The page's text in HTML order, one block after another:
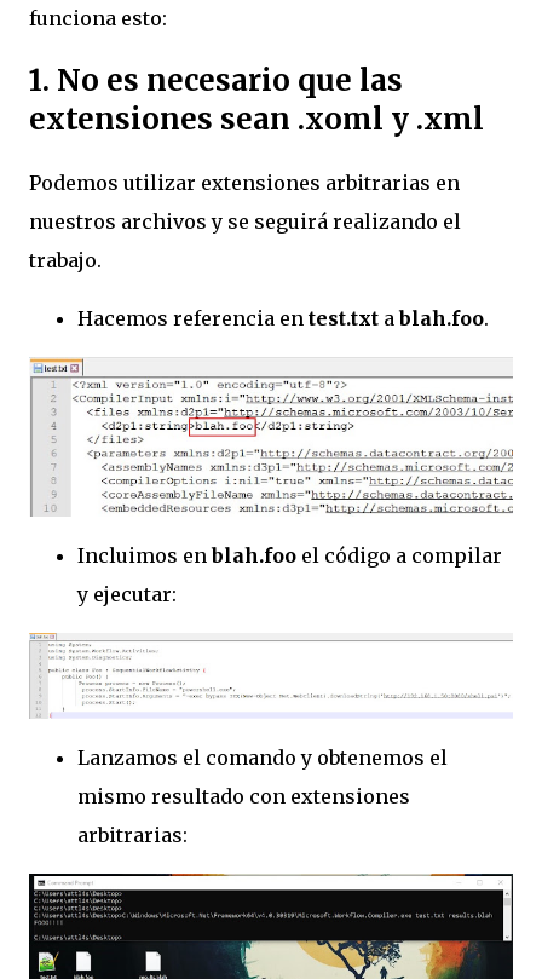
funciona esto:
1. No es necesario que las
extensiones sean .xoml y .xml
Podemos utilizar extensiones arbitrarias en
nuestros archivos y se seguirá realizando el
trabajo.
Hacemos referencia en test.txt ablah.foo.
Incluimos enblah.foo el código a compilar
y ejecutar:
Lanzamos el comando y obtenemos el
mismo resultado con extensiones
arbitrarias: